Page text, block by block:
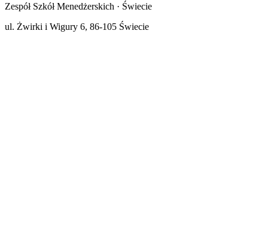
Zespół Szkół Menedżerskich · Świecie
ul. Żwirki i Wigury 6, 86-105 Świecie